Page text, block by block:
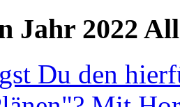
Jahr 2022
Du den